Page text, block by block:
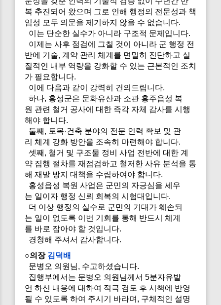
복 추진되어 왔으며 그로 인해 행정의 전문성과 책
임성 모두 의문을 제기하지 않을 수 없습니다.
이는 단순한 실수가 아니라 구조적 문제입니다.
이제는 사후 점검에 그칠 것이 아니라 군 행정 전
반에 기술, 계약 관리 체계를 면밀히 진단하고 실
질적인 내부 역량을 강화할 수 있는 근본적인 조치
가 필요합니다.
이에 다음과 같이 강력히 건의드립니다.
하나, 홍성군은 문화유산과 소관 홍주읍성 복
원 관련 철거 공사에 대한 즉각 자체 감사를 시행
해야 합니다.
둘째, 토목·건축 분야의 전문 인력 확보 및 관
리 체계 강화 방안을 조속히 마련해야 합니다.
셋째, 철거 및 구조물 정비 사업 전반에 대한 계
약 집행 절차를 재점검하고 철저한 사유 분석을 통
해 재발 방지 대책을 수립하여야 합니다.
홍성읍성 복원 사업은 군민의 자긍심을 세우
는 일이자 행정 신뢰 회복의 시험대입니다.
더 이상 행정의 실수로 군민의 기대가 훼손되
는 일이 없도록 이번 기회를 통해 반드시 체계
를 바로 잡아야 할 것입니다.
경청해 주셔서 감사합니다.
○의장 김덕배
문병오 의원님, 수고하셨습니다.
집행부에서는 문병오 의원님께서 5분자유발
언 하신 내용에 대하여 적극 검토 후 시책에 반영
될 수 있도록 하여 주시기 바라며, 구체적인 설명